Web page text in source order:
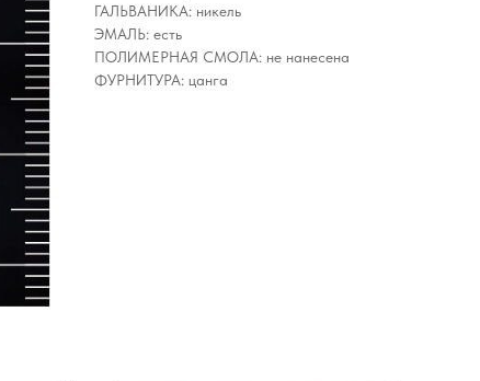
ГАЛЬВАНИКА: никель
ЭМАЛЬ: есть
ПОЛИМЕРНАЯ СМОЛА: не нанесена
ФУРНИТУРА: цанга